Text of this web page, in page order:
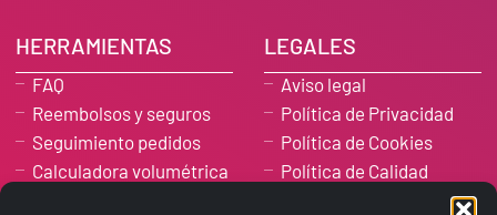
HERRAMIENTAS
FAQ
Reembolsos y seguros
Seguimiento pedidos
Calculadora volumétrica
LEGALES
Aviso legal
Política de Privacidad
Política de Cookies
Política de Calidad
Condiciones Generales